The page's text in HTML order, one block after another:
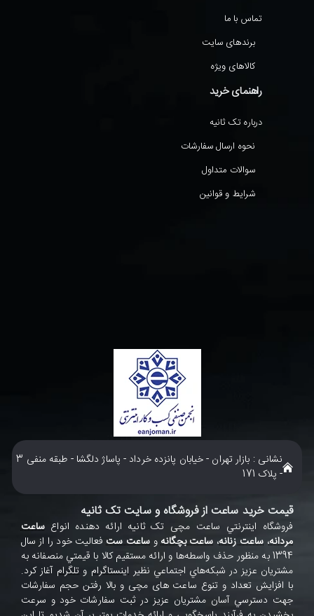
تماس با ما
برندهای سایت
کالاهای ویژه
راهنمای خرید
درباره تک ثانیه
نحوه ارسال سفارشات
سوالات متداول
شرایط و قوانین
نشانی : بازار تهران - خیابان پانزده خرداد - پاساژ دلگشا - طبقه منفی 3
- پلاک 171
قیمت خرید ساعت از فروشگاه و سایت تک ثانیه
فروشگاه اينترنتي ساعت مچی تک ثانيه ارائه دهنده انواعساعت
مردانه، ساعت زنانه، ساعت بچگانهو ساعت ستفعاليت خود را از سال
1394 به منظور حذف واسطه‌ها و ارائه مستقيم کالا با قيمتي منصفانه به
مشتريان عزيز در شبکه‌هاي اجتماعي نظير اينستاگرام و تلگرام آغاز کرد.
با افزايش تعداد و تنوع ساعت های مچی و بالا رفتن حجم سفارشات
جهت دسترسي آسان مشتريان عزيز در ثبت سفارشات خود و سرعت